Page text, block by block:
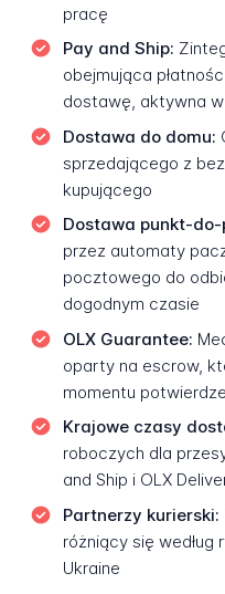
pracę
Pay and Ship:
obejmująca
dostawę, aktywna w
Dostawa do domu:
sprzedającego z
kupującego
Dostawa punkt-do-
przez automaty
pocztowego do
dogodnym czasie
OLX Guarantee:
oparty na escrow,
momentu
Krajowe czasy
roboczych dla
and Ship i OLX
Partnerzy kurierski:
różniący się według
Ukraine